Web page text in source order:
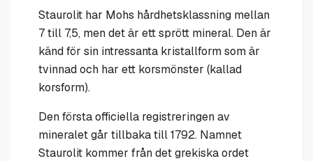
Staurolit har Mohs hårdhetsklassning mellan
7 till 7,5, men det är ett sprött mineral. Den är
känd för sin intressanta kristallform som är
tvinnad och har ett korsmönster (kallad
korsform).
Den första officiella registreringen av
mineralet går tillbaka till 1792. Namnet
Staurolit kommer från det grekiska ordet